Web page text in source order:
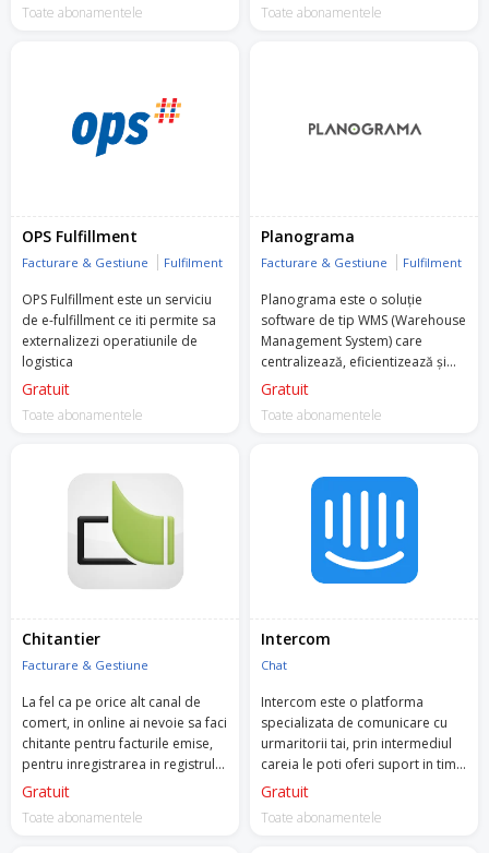
Toate abonamentele Toate abonamentele
OPS Fulfillment
Facturare & Gestiune Fulfilment
OPS Fulfillment este un serviciu
de e-fulfillment ce iti permite sa
externalizezi operatiunile de
logistica
Gratuit
Toate abonamentele
Planograma
Facturare & Gestiune Fulfilment
Planograma este o soluție
software de tip WMS (Warehouse
Management System) care
centralizează, eficientizează și
automatizează activitățile de
producție.
Gratuit
Toate abonamentele
Chitantier
Facturare & Gestiune
La fel ca pe orice alt canal de
comert, in online ai nevoie sa faci
chitante pentru facturile emise,
pentru inregistrarea in registrul
de casa si la contabilitate.
Gratuit
Toate abonamentele
Intercom
Chat
Intercom este o platforma
specializata de comunicare cu
urmaritorii tai, prin intermediul
careia le poti oferi suport in timp
real, prin aplicatie, pe social
Gratuit
Toate abonamentele